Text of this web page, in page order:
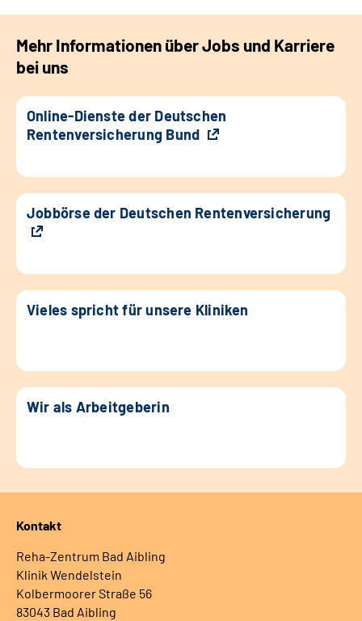
Mehr Informationen über Jobs und Karriere
bei uns
Online-Dienste der Deutschen
Rentenversicherung Bund
Jobbörse der Deutschen Rentenversicherung
Vieles spricht für unsere Kliniken
Wir als Arbeitgeberin
Kontakt
Reha-Zentrum Bad Aibling
Klinik Wendelstein
Kolbermoorer Straße 56
83043 Bad Aibling